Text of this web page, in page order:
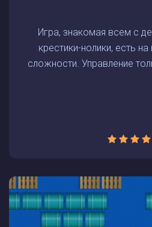
Игра, знакомая всем с
крестики-нолики, есть
сложности. Управление